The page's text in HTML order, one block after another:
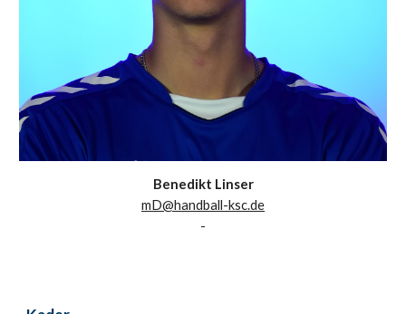
Benedikt Linser
mD@handball-ksc.de
-